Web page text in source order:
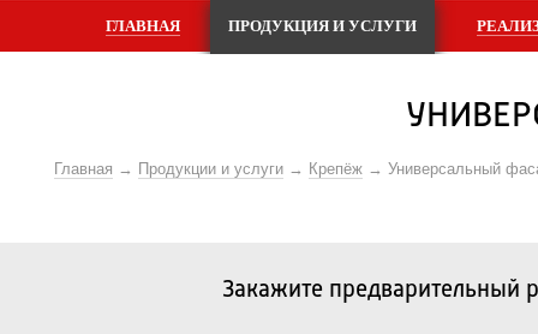
ГЛАВНАЯ ПРОДУКЦИЯ И УСЛУГИ
Главная Продукции и услуги Крепёж Универсальный
Закажите предварительный